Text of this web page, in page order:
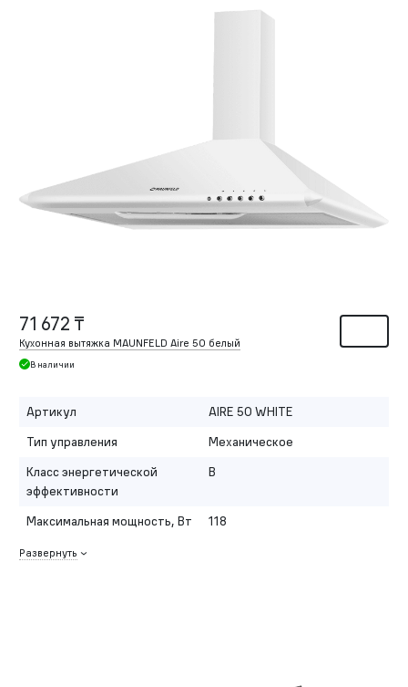
71 672 ₸
Кухонная вытяжка MAUNFELD Aire 50 белый
В наличии
Артикул
AIRE 50 WHITE
Тип управления
Механическое
Класс энергетической
эффективности
B
Максимальная мощность, Вт 118
Развернуть